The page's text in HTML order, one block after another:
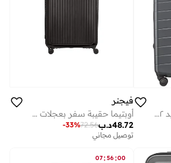
حقيبة سفر رايل هاردسايد ٨٢ سم رمادي
فيجنر
أوبتيما حقيبة سفر بعجلات 84 سم أسود
د.ب48.72
72.56
-33%
توصيل مجاني
07:56:00